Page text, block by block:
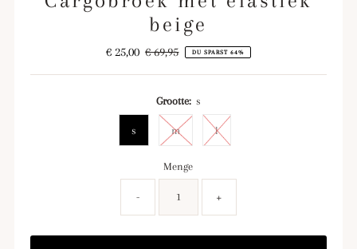
beige
Angebotspreis
€ 25,00 Regulärer
€ 69,95 DU SPARST 64%
Grootte: s
s m l
Menge
- +